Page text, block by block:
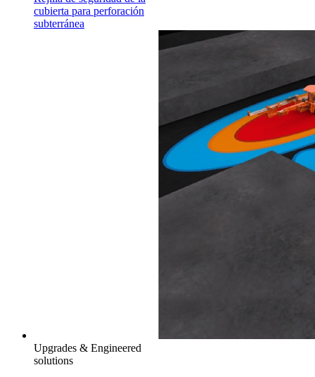
cubierta para perforación
subterránea
Upgrades & Engineered
solutions